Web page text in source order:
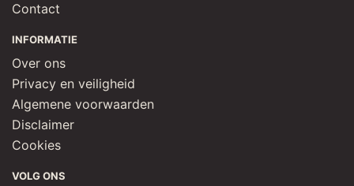
Contact
INFORMATIE
Over ons
Privacy en veiligheid
Algemene voorwaarden
Disclaimer
Cookies
VOLG ONS